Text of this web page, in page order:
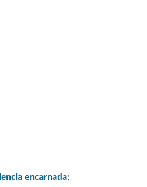
encarnada: